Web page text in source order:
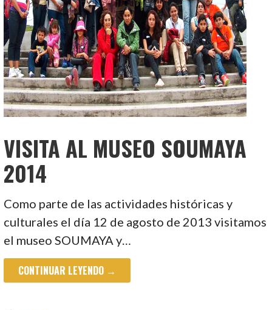
VISITA AL MUSEO SOUMAYA
2014
Como parte de las actividades históricas y
culturales el día 12 de agosto de 2013 visitamos
el museo SOUMAYA y…
CONTINUAR LEYENDO →